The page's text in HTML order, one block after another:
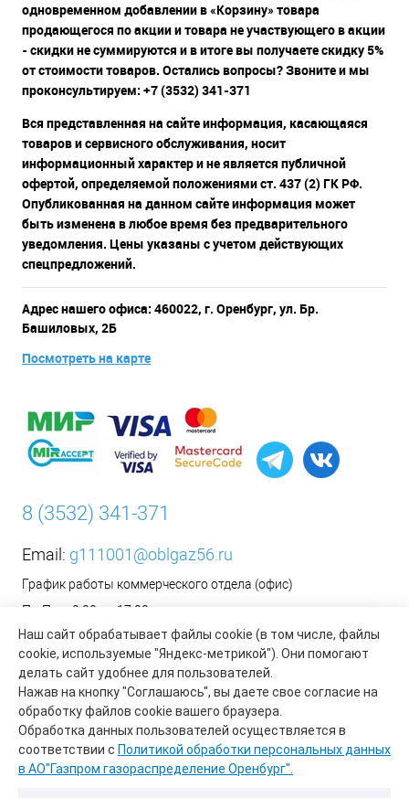
Наш сайт обрабатывает файлы cookie (в том числе, файлы
cookie, используемые "Яндекс-метрикой"). Они помогают
делать сайт удобнее для пользователей.
Нажав на кнопку "Соглашаюсь", вы даете свое согласие на
обработку файлов cookie вашего браузера.
Обработка данных пользователей осуществляется в
соответствии с Политикой обработки персональных данных
в АО"Газпром газораспределение Оренбург".
одновременном добавлении в «Корзину» товара
продающегося по акции и товара не участвующего в акции
- скидки не суммируются и в итоге вы получаете скидку 5%
от стоимости товаров. Остались вопросы? Звоните и мы
проконсультируем: +7 (3532) 341-371
Вся представленная на сайте информация, касающаяся
товаров и сервисного обслуживания, носит
информационный характер и не является публичной
офертой, определяемой положениями ст. 437 (2) ГК РФ.
Опубликованная на данном сайте информация может
быть изменена в любое время без предварительного
уведомления. Цены указаны с учетом действующих
спецпредложений.
Адрес нашего офиса: 460022, г. Оренбург, ул. Бр.
Башиловых, 2Б
Посмотреть на карте
8 (3532) 341-371
Email: g111001@oblgaz56.ru
График работы коммерческого отдела (офис)
Пн-Пт: с 9:00 до 17:00
Сб-Вс: Выходной
__________________________________________
Оформить заявку на установку бытового газового
оборудования возможно на сайте организации АО «Газпром
газораспределение Оренбург»:https://www.oblgaz56.ru/